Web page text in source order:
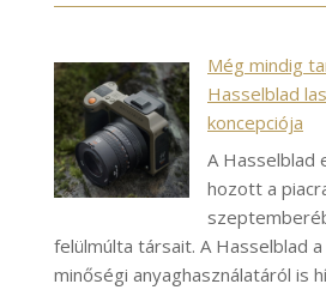
Még mindig
Hasselblad
koncepciója
A Hasselblad
hozott a
felülmúlta társait. A Hasselblad
minőségi anyaghasználatáról is